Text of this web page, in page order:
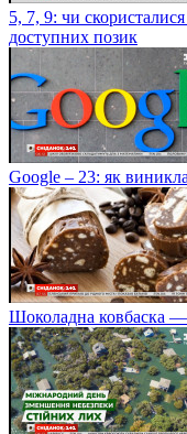
5, 7, 9: чи
доступних позик
Google – 23: як
Шоколадна ковбаска —